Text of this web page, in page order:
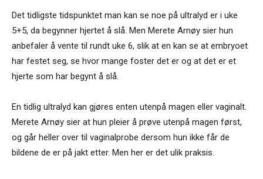
Det tidligste tidspunktet man kan se noe på ultralyd er i uke
5+5, da begynner hjertet å slå. Men Merete Arnøy sier hun
anbefaler å vente til rundt uke 6, slik at en kan se at embryoet
har festet seg, se hvor mange foster det er og at det er et
hjerte som har begynt å slå.
En tidlig ultralyd kan gjøres enten utenpå magen eller vaginalt.
Merete Arnøy sier at hun pleier å prøve utenpå magen først,
og går heller over til vaginalprobe dersom hun ikke får de
bildene de er på jakt etter. Men her er det ulik praksis.